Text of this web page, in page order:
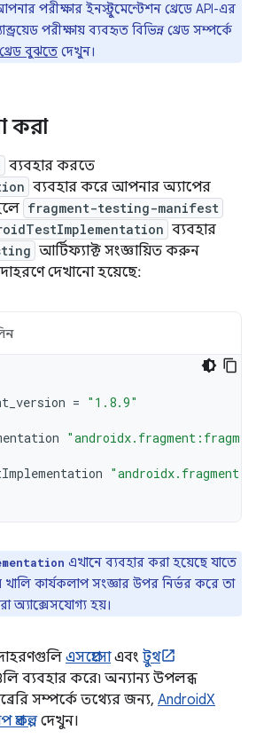
পরীক্ষার ইনস্ট্রুমেন্টেশন থ্রেডে API-এর
পরীক্ষায় ব্যবহৃত বিভিন্ন থ্রেড সম্পর্কে
বুঝতে দেখুন।
করা
ব্যবহার করতে
ব্যবহার করে আপনার অ্যাপের
fragment-testing-manifest
ব্যবহার
আর্টিফ্যাক্ট সংজ্ঞায়িত করুন
দেখানো হয়েছে:
= "1.8.9"
এখানে ব্যবহার করা হয়েছে যাতে
খালি কার্যকলাপ সংজ্ঞার উপর নির্ভর করে তা
অ্যাক্সেসযোগ্য হয়।
এসপ্রেসোএবং ট্রুথ
ব্যবহার করে৷ অন্যান্য উপলব্ধ
সম্পর্কে তথ্যের জন্য, AndroidX
দেখুন।